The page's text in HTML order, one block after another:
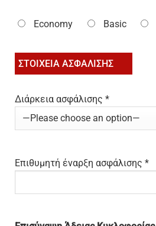
Economy Basic
ΣΤΟΙΧΕΙΑ ΑΣΦΑΛΙΣΗΣ
Διάρκεια ασφάλισης *
Επιθυμητή έναρξη ασφάλισης *